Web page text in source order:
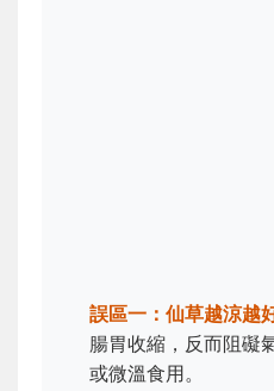
誤區一：仙草越涼越好
腸胃收縮，反而阻礙
或微溫食用。